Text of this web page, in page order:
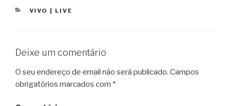
CATEGORIAS
VIVO | LIVE
Deixe um comentário
O seu endereço de email não será publicado. Campos
obrigatórios marcados com *